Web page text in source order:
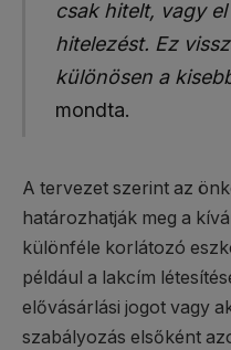
csak hitelt, vagy
hitelezést. Ez
különösen a
mondta.
A tervezet szerint az
határozhatják meg a
különféle korlátozó
például a lakcím
elővásárlási jogot vagy
szabályozás elsőként